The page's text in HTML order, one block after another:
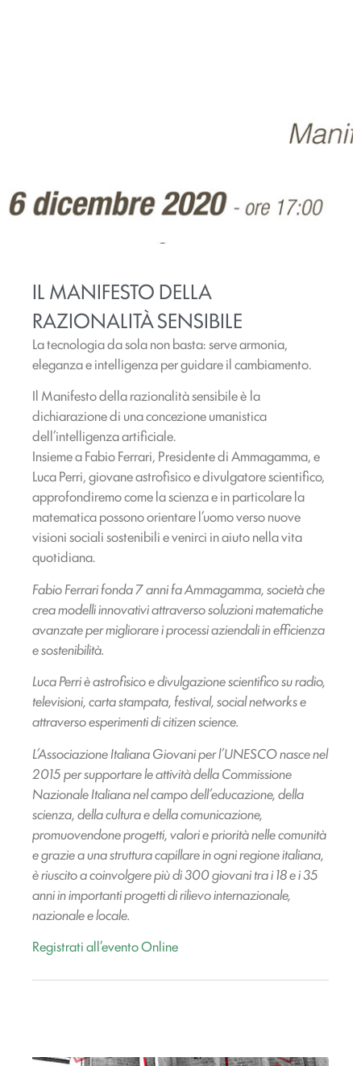
IL MANIFESTO DELLA
RAZIONALITÀ SENSIBILE
La tecnologia da sola non basta: serve armonia,
eleganza e intelligenza per guidare il cambiamento.
Il Manifesto della razionalità sensibile è la
dichiarazione di una concezione umanistica
dell’intelligenza artificiale.
Insieme a Fabio Ferrari, Presidente di Ammagamma, e
Luca Perri, giovane astrofisico e divulgatore scientifico,
approfondiremo come la scienza e in particolare la
matematica possono orientare l’uomo verso nuove
visioni sociali sostenibili e venirci in aiuto nella vita
quotidiana.
Fabio Ferrari fonda 7 anni fa Ammagamma, società che
crea modelli innovativi attraverso soluzioni matematiche
avanzate per migliorare i processi aziendali in efficienza
e sostenibilità.
Luca Perri è astrofisico e divulgazione scientifico su radio,
televisioni, carta stampata, festival, social networks e
attraverso esperimenti di citizen science.
L’Associazione Italiana Giovani per l’UNESCO nasce nel
2015 per supportare le attività della Commissione
Nazionale Italiana nel campo dell’educazione, della
scienza, della cultura e della comunicazione,
promuovendone progetti, valori e priorità nelle comunità
e grazie a una struttura capillare in ogni regione italiana,
è riuscito a coinvolgere più di 300 giovani tra i 18 e i 35
anni in importanti progetti di rilievo internazionale,
nazionale e locale.
Registrati all’evento Online